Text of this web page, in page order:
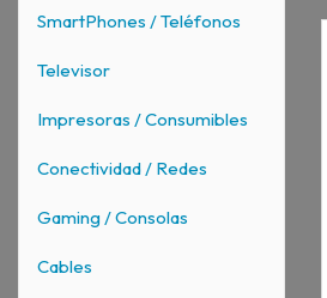
SmartPhones / Teléfonos
Televisor
Impresoras / Consumibles
Conectividad / Redes
Gaming / Consolas
Cables